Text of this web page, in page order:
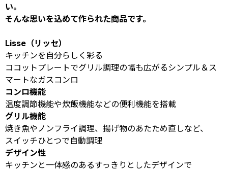
い。
そんな思いを込めて作られた商品です。
Lisse（リッセ）
キッチンを自分らしく彩る
ココットプレートでグリル調理の幅も広がるシンプル＆ス
マートなガスコンロ
コンロ機能
温度調節機能や炊飯機能などの便利機能を搭載
グリル機能
焼き魚やノンフライ調理、揚げ物のあたため直しなど、
スイッチひとつで自動調理
デザイン性
キッチンと一体感のあるすっきりとしたデザインで